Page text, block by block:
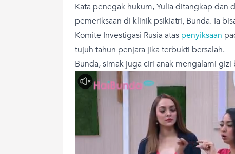
Kata penegak hukum, Yulia ditangkap dan
pemeriksaan di klinik psikiatri, Bunda. Ia
Komite Investigasi Rusia atas penyiksaan
tujuh tahun penjara jika terbukti bersalah.
Bunda, simak juga ciri anak mengalami